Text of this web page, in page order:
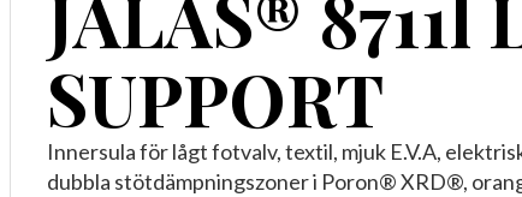
SUPPORT
Innersula för lågt fotvalv, textil, mjuk E.V.A,
dubbla stötdämpningszoner i Poron® XRD®,